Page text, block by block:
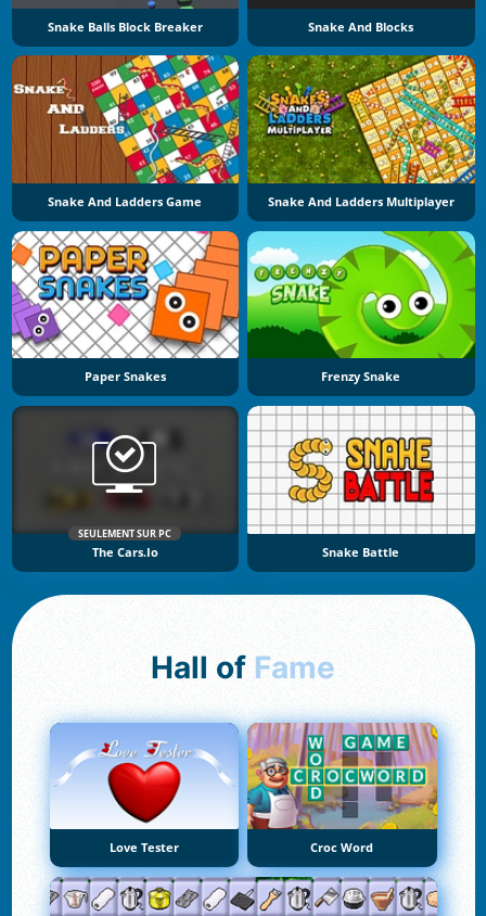
Snake Balls Block Breaker Snake And Blocks
Snake And Ladders Game Snake And Ladders Multiplayer
Paper Snakes Frenzy Snake
SEULEMENT SUR PC
The Cars.io Snake Battle
Hall of Fame
Love Tester Croc Word